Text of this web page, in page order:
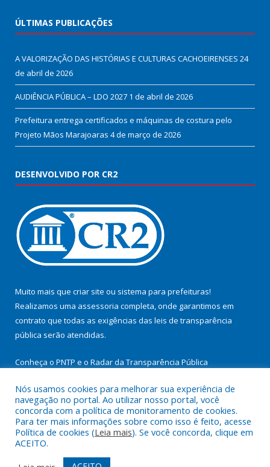
ÚLTIMAS PUBLICAÇÕES
A VALORIZAÇÃO DAS HISTÓRIAS E CULTURAS CACHOEIRENSES 24
de abril de 2026
AUDIÊNCIA PÚBLICA – LDO 2027 1 de abril de 2026
Prefeitura entrega certificados e máquinas de costura pelo
Projeto Mãos Marajoaras 4 de março de 2026
DESENVOLVIDO POR CR2
Muito mais que criar site ou sistema para prefeituras!
Realizamos uma assessoria completa, onde garantimos em
contrato que todas as exigências das leis de transparência
pública serão atendidas.
Conheça o PNTP e o Radar da Transparência Pública
Todos os direitos reservados a Prefeitura Municipal de
Cachoeira do Arari.
Nós usamos cookies para melhorar sua experiência de
navegação no portal. Ao utilizar nosso portal, você
concorda com a política de monitoramento de cookies.
Para ter mais informações sobre como isso é feito, acesse
Política de cookies (Leia mais). Se você concorda, clique em
ACEITO.